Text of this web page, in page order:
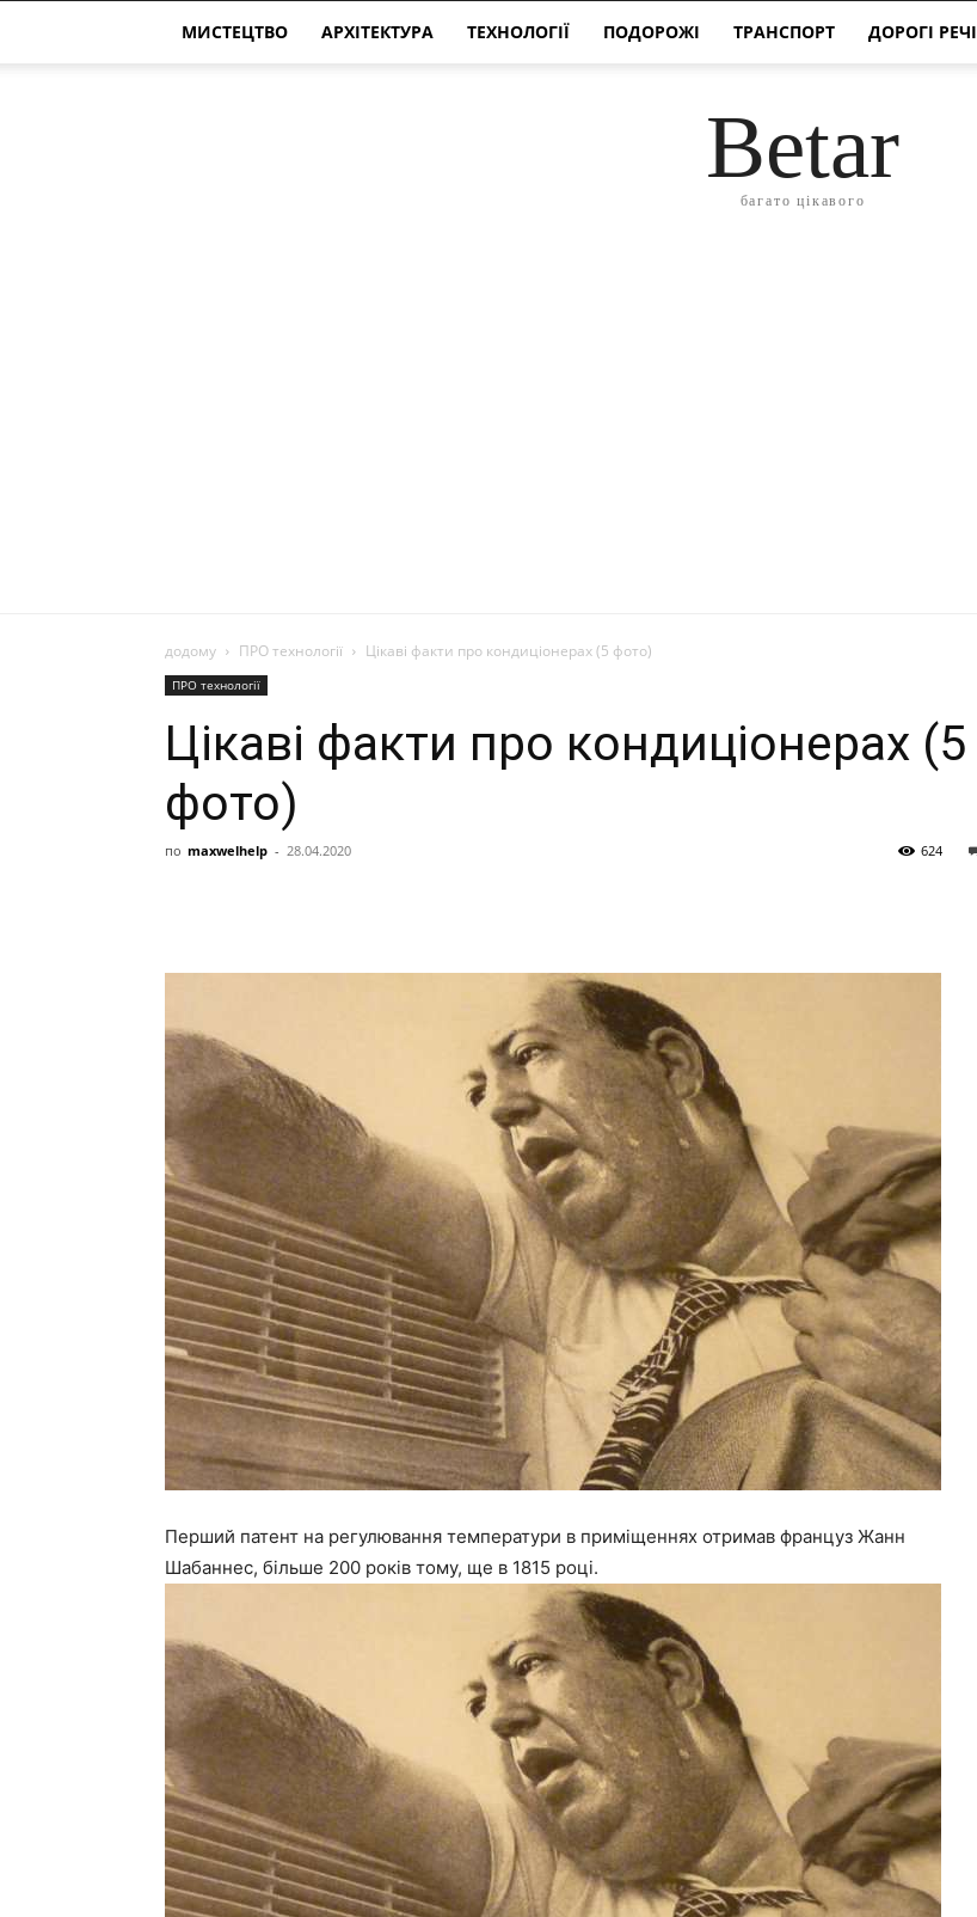
МИСТЕЦТВО АРХІТЕКТУРА ТЕХНОЛОГІЇ ПОДОРОЖІ ТРАНСПОРТ ДОРОГІ РЕЧІ
Betar
багато цікавого
додому ПРО технології Цікаві факти про кондиціонерах (5 фото)
ПРО технології
Цікаві факти про кондиціонерах (5
фото)
по maxwelhelp - 28.04.2020 624
Перший патент на регулювання температури в приміщеннях отримав француз Жанн
Шабаннес, більше 200 років тому, ще в 1815 році.